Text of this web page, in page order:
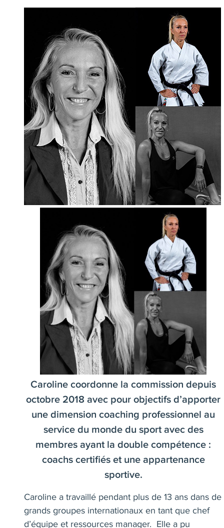
Caroline coordonne la commission depuis
octobre 2018 avec pour objectifs d’apporter
une dimension coaching professionnel au
service du monde du sport avec des
membres ayant la double compétence :
coachs certifiés et une appartenance
sportive.
Caroline a travaillé pendant plus de 13 ans dans de
grands groupes internationaux en tant que chef
d’équipe et ressources manager. Elle a pu